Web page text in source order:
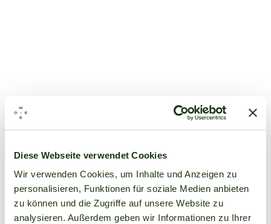
Diese Webseite verwendet Cookies
Wir verwenden Cookies, um Inhalte und Anzeigen zu
personalisieren, Funktionen für soziale Medien anbieten
zu können und die Zugriffe auf unsere Website zu
analysieren. Außerdem geben wir Informationen zu Ihrer